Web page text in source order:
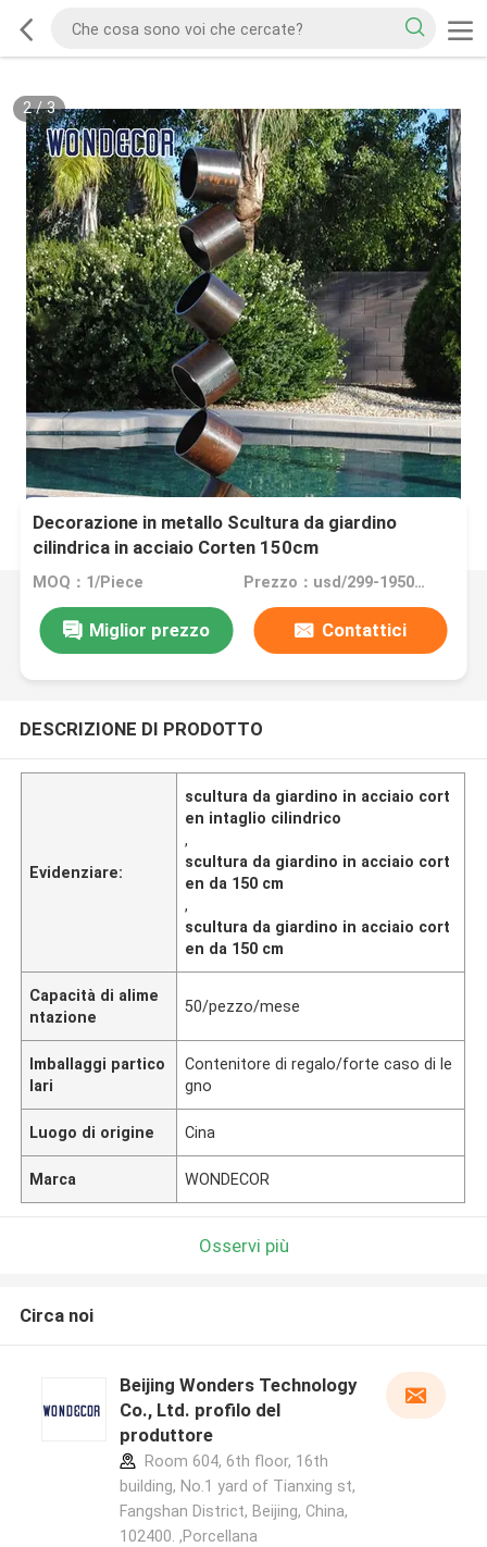
2/3
Decorazione in metallo Scultura da giardino
cilindrica in acciaio Corten 150cm
MOQ：1/Piece Prezzo：usd/299-19500/Piece
Miglior prezzo Contattici
DESCRIZIONE DI PRODOTTO
Evidenziare:
scultura da giardino in acciaio cort
en intaglio cilindrico
,
scultura da giardino in acciaio cort
en da 150 cm
,
scultura da giardino in acciaio cort
en da 150 cm
Capacità di alime
ntazione
50/pezzo/mese
Imballaggi partico
lari
Contenitore di regalo/forte caso di le
gno
Luogo di origine Cina
Marca WONDECOR
Osservi più
Circa noi
Beijing Wonders Technology
Co., Ltd. profilo del
produttore
Room 604, 6th floor, 16th
building, No.1 yard of Tianxing st,
Fangshan District, Beijing, China,
102400. ,Porcellana